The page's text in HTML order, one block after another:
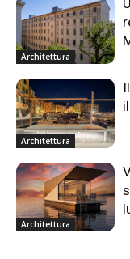
Architettura
Architettura
Architettura